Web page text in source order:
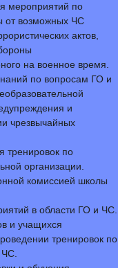
мероприятий по
от возможных ЧС
актов,
на военное время.
по вопросам ГО и
и
чрезвычайных
тренировок по
организации.
комиссией школы
в области ГО и ЧС.
и учащихся
тренировок по